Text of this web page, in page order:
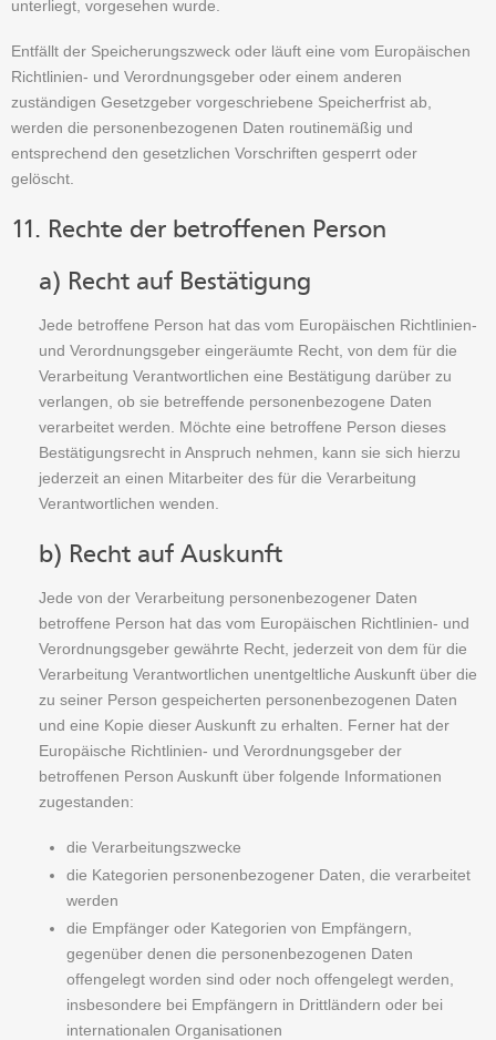
unterliegt, vorgesehen wurde.
Entfällt der Speicherungszweck oder läuft eine vom Europäischen
Richtlinien- und Verordnungsgeber oder einem anderen
zuständigen Gesetzgeber vorgeschriebene Speicherfrist ab,
werden die personenbezogenen Daten routinemäßig und
entsprechend den gesetzlichen Vorschriften gesperrt oder
gelöscht.
11. Rechte der betroffenen Person
a) Recht auf Bestätigung
Jede betroffene Person hat das vom Europäischen Richtlinien-
und Verordnungsgeber eingeräumte Recht, von dem für die
Verarbeitung Verantwortlichen eine Bestätigung darüber zu
verlangen, ob sie betreffende personenbezogene Daten
verarbeitet werden. Möchte eine betroffene Person dieses
Bestätigungsrecht in Anspruch nehmen, kann sie sich hierzu
jederzeit an einen Mitarbeiter des für die Verarbeitung
Verantwortlichen wenden.
b) Recht auf Auskunft
Jede von der Verarbeitung personenbezogener Daten
betroffene Person hat das vom Europäischen Richtlinien- und
Verordnungsgeber gewährte Recht, jederzeit von dem für die
Verarbeitung Verantwortlichen unentgeltliche Auskunft über die
zu seiner Person gespeicherten personenbezogenen Daten
und eine Kopie dieser Auskunft zu erhalten. Ferner hat der
Europäische Richtlinien- und Verordnungsgeber der
betroffenen Person Auskunft über folgende Informationen
zugestanden:
die Verarbeitungszwecke
die Kategorien personenbezogener Daten, die verarbeitet
werden
die Empfänger oder Kategorien von Empfängern,
gegenüber denen die personenbezogenen Daten
offengelegt worden sind oder noch offengelegt werden,
insbesondere bei Empfängern in Drittländern oder bei
internationalen Organisationen